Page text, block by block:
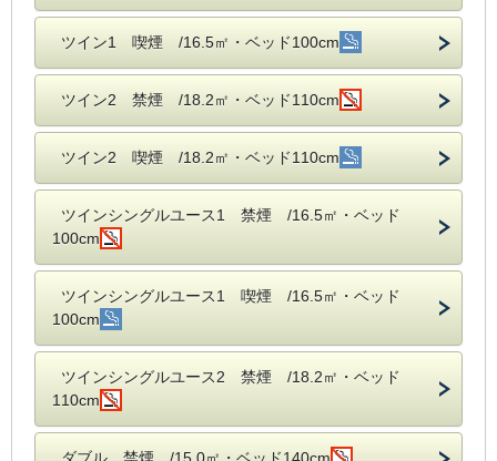
ツイン1 喫煙 /16.5㎡・ベッド100cm
ツイン2 禁煙 /18.2㎡・ベッド110cm
ツイン2 喫煙 /18.2㎡・ベッド110cm
ツインシングルユース1 禁煙 /16.5㎡・ベッド
100cm
ツインシングルユース1 喫煙 /16.5㎡・ベッド
100cm
ツインシングルユース2 禁煙 /18.2㎡・ベッド
110cm